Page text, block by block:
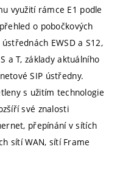
využití rámce E1 podle
o pobočkových
EWSD a S12,
a T, základy aktuálního
SIP ústředny.
s užitím technologie
své znalosti
přepínání v sítích
sítí WAN, sítí Frame